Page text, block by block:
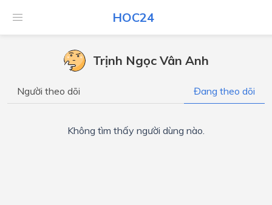
HOC24
Trịnh Ngọc Vân Anh
Người theo dõi Đang theo dõi
Không tìm thấy người dùng nào.